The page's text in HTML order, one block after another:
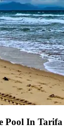
Pool In Tarifa